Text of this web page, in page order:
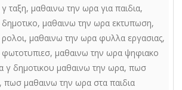
ταξη, μαθαινω την ωρα για παιδια,
, μαθαινω την ωρα εκτυπωση,
, μαθαινω την ωρα φυλλα εργασιας,
, μαθαινω την ωρα ψηφιακο
γ δημοτικου μαθαινω την ωρα, πωσ
, πωσ μαθαινω την ωρα στα παιδια